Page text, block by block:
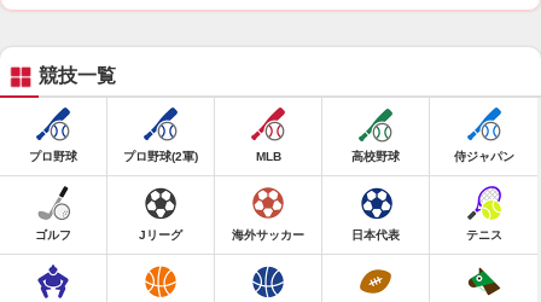
競技一覧
プロ野球 プロ野球(2軍) MLB 高校野球 侍ジャパン
ゴルフ Jリーグ 海外サッカー 日本代表 テニス